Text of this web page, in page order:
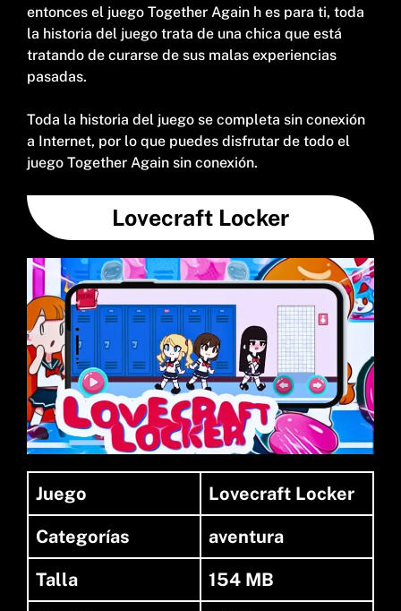
entonces el juego Together Again h es para ti, toda
la historia del juego trata de una chica que está
tratando de curarse de sus malas experiencias
pasadas.
Toda la historia del juego se completa sin conexión
a Internet, por lo que puedes disfrutar de todo el
juego Together Again sin conexión.
Lovecraft Locker
Juego
Lovecraft Locker
Categorías
aventura
Talla
154 MB